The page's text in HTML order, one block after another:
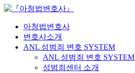
아청법변호사
변호사소개
ANL 성범죄 변호 SYSTEM
ANL 성범죄 변호 SYSTEM
성범죄센터 소개